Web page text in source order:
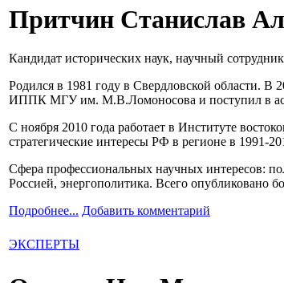
Притчин Станислав
Кандидат исторических наук, научный
Родился в 1981 году в Свердловской области.
ИППК МГУ им. М.В.Ломоносова и поступил в
С ноября 2010 года работает в Институте
стратегические интересы РФ в регионе в 1991-
Сфера профессиональных научных интересов:
Россией, энергополитика. Всего опубликовано
Подробнее... Добавить комментарий
ЭКСПЕРТЫ